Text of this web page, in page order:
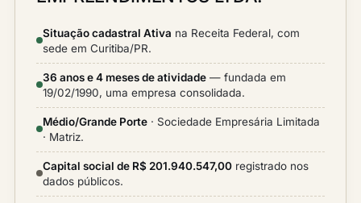
Situação cadastral Ativa na Receita Federal, com
sede em Curitiba/PR.
36 anos e 4 meses de atividade — fundada em
19/02/1990, uma empresa consolidada.
Médio/Grande Porte · Sociedade Empresária Limitada
· Matriz.
Capital social de R$ 201.940.547,00 registrado nos
dados públicos.